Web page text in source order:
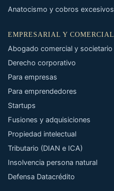
Anatocismo y cobros excesivos
EMPRESARIAL Y COMERCIAL
Abogado comercial y societario
Derecho corporativo
Para empresas
Para emprendedores
Startups
Fusiones y adquisiciones
Propiedad intelectual
Tributario (DIAN e ICA)
Insolvencia persona natural
Defensa Datacrédito